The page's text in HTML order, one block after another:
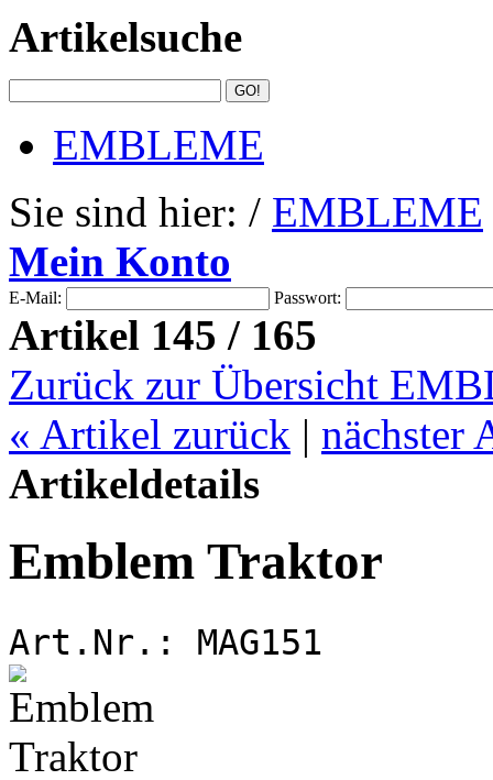
Artikelsuche
EMBLEME
Sie sind hier: / EMBLEME
Mein Konto
E-Mail: Passwort:
Artikel 145 / 165
Zurück zur Übersicht
« Artikel zurück | nächster
Artikeldetails
Emblem Traktor
Art.Nr.: MAG151